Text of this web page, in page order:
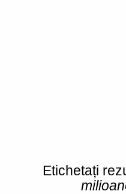
Etichetați